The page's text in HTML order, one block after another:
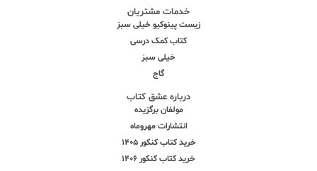
خدمات مشتریان
زیست پینوکیو خیلی سبز
کتاب کمک درسی
خیلی سبز
گاج
درباره عشق کتاب
مولفان برگزیده
انتشارات مهروماه
خرید کتاب کنکور 1405
خرید کتاب کنکور 1406